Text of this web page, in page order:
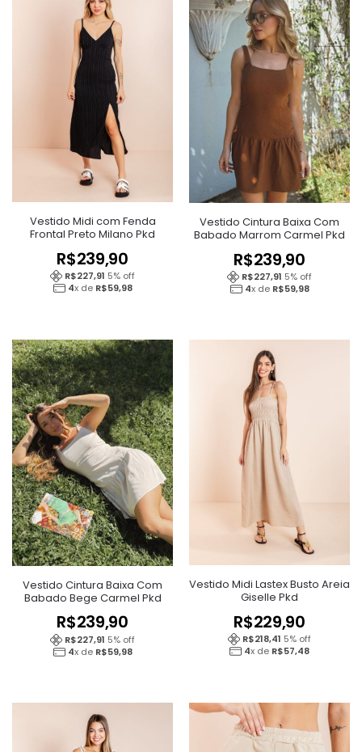
Vestido Midi com Fenda
Frontal Preto Milano Pkd
R$239,90
R$227,91 5% off
4x de R$59,98
Vestido Cintura Baixa Com
Babado Marrom Carmel Pkd
R$239,90
R$227,91 5% off
4x de R$59,98
Vestido Cintura Baixa Com
Babado Bege Carmel Pkd
R$239,90
R$227,91 5% off
4x de R$59,98
Vestido Midi Lastex Busto Areia
Giselle Pkd
R$229,90
R$218,41 5% off
4x de R$57,48